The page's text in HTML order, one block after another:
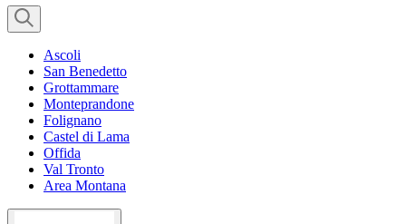
Ascoli
San Benedetto
Grottammare
Monteprandone
Folignano
Castel di Lama
Offida
Val Tronto
Area Montana